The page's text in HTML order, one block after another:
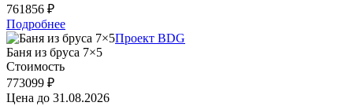
761856 ₽
Подробнее
Проект BDG
Баня из бруса 7×5
Стоимость
773099 ₽
Цена до 31.08.2026